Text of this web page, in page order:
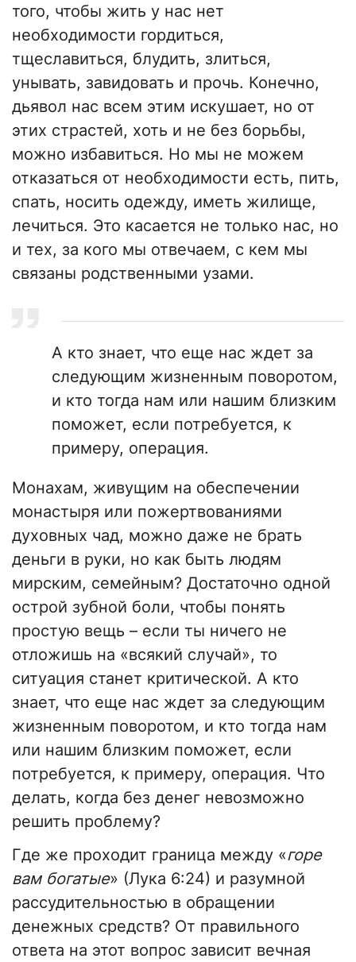
того, чтобы жить у нас нет
необходимости гордиться,
тщеславиться, блудить, злиться,
унывать, завидовать и прочь. Конечно,
дьявол нас всем этим искушает, но от
этих страстей, хоть и не без борьбы,
можно избавиться. Но мы не можем
отказаться от необходимости есть, пить,
спать, носить одежду, иметь жилище,
лечиться. Это касается не только нас, но
и тех, за кого мы отвечаем, с кем мы
связаны родственными узами.
А кто знает, что еще нас ждет за
следующим жизненным поворотом,
и кто тогда нам или нашим близким
поможет, если потребуется, к
примеру, операция.
Монахам, живущим на обеспечении
монастыря или пожертвованиями
духовных чад, можно даже не брать
деньги в руки, но как быть людям
мирским, семейным? Достаточно одной
острой зубной боли, чтобы понять
простую вещь – если ты ничего не
отложишь на «всякий случай», то
ситуация станет критической. А кто
знает, что еще нас ждет за следующим
жизненным поворотом, и кто тогда нам
или нашим близким поможет, если
потребуется, к примеру, операция. Что
делать, когда без денег невозможно
решить проблему?
Где же проходит граница между «горе
вам богатые» (Лука 6:24) и разумной
рассудительностью в обращении
денежных средств? От правильного
ответа на этот вопрос зависит вечная